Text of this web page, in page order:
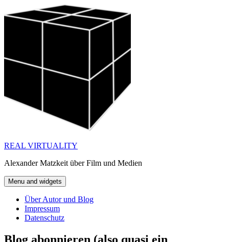
to
REAL VIRTUALITY
Alexander Matzkeit über Film und Medien
Menu and widgets
Über Autor und Blog
Impressum
Datenschutz